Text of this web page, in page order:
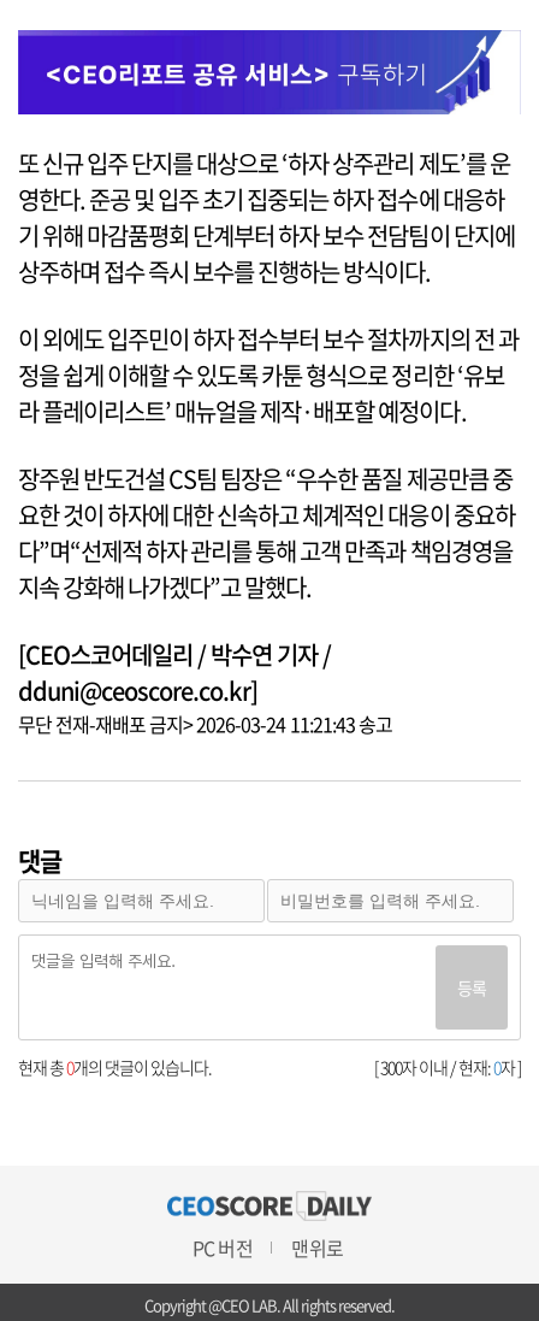
또 신규 입주 단지를 대상으로 ‘하자 상주관리 제도’를 운
영한다. 준공 및 입주 초기 집중되는 하자 접수에 대응하
기 위해 마감품평회 단계부터 하자 보수 전담팀이 단지에
상주하며 접수 즉시 보수를 진행하는 방식이다.
이 외에도 입주민이 하자 접수부터 보수 절차까지의 전 과
정을 쉽게 이해할 수 있도록 카툰 형식으로 정리한 ‘유보
라 플레이리스트’ 매뉴얼을 제작·배포할 예정이다.
장주원 반도건설 CS팀 팀장은 “우수한 품질 제공만큼 중
요한 것이 하자에 대한 신속하고 체계적인 대응이 중요하
다”며“선제적 하자 관리를 통해 고객 만족과 책임경영을
지속 강화해 나가겠다”고 말했다.
[CEO스코어데일리 / 박수연 기자 /
dduni@ceoscore.co.kr]
무단 전재-재배포 금지> 2026-03-24 11:21:43 송고
댓글
등록
[ 300자 이내 / 현재:0자 ]
현재 총0개의 댓글이 있습니다.
PC 버전 맨위로
Copyright @CEO LAB. All rights reserved.